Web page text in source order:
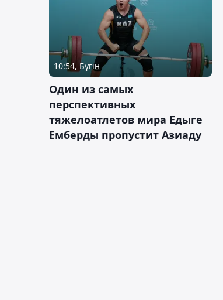
10:54, Бүгін
Один из самых
перспективных
тяжелоатлетов мира Едыге
Емберды пропустит Азиаду